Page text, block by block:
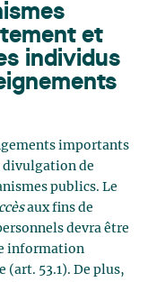
et
individus
importants
divulgation de
publics. Le
aux fins de
devra être
information
(art. 53.1). De plus,